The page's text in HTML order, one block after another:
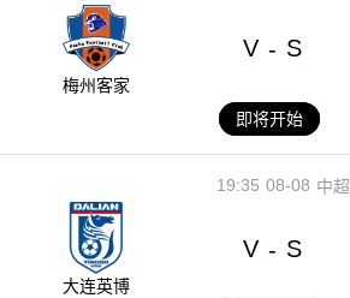
梅州客家
V - S
即将开始
08-08
19:35 中超
大连英博
V - S